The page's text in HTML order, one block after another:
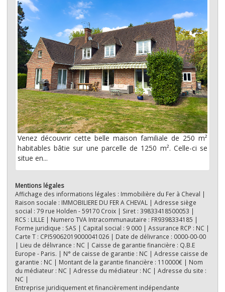
Venez découvrir cette belle maison familiale de 250 m²
habitables bâtie sur une parcelle de 1250 m². Celle-ci se
situe en...
Mentions légales
Affichage des informations légales : Immobilière du Fer à Cheval |
Raison sociale : IMMOBILIERE DU FER A CHEVAL | Adresse siège
social : 79 rue Holden - 59170 Croix | Siret : 39833418500053 |
RCS : LILLE | Numero TVA Intracommunautaire : FR9398334185 |
Forme juridique : SAS | Capital social : 9 000 | Assurance RCP : NC |
Carte T : CPI59062019000041026 | Date de délivrance : 0000-00-00
| Lieu de délivrance : NC | Caisse de garantie financière : Q.B.E
Europe - Paris. | N° de caisse de garantie : NC | Adresse caisse de
garantie : NC | Montant de la garantie financière : 110000€ | Nom
du médiateur : NC | Adresse du médiateur : NC | Adresse du site :
NC |
Entreprise juridiquement et financièrement indépendante